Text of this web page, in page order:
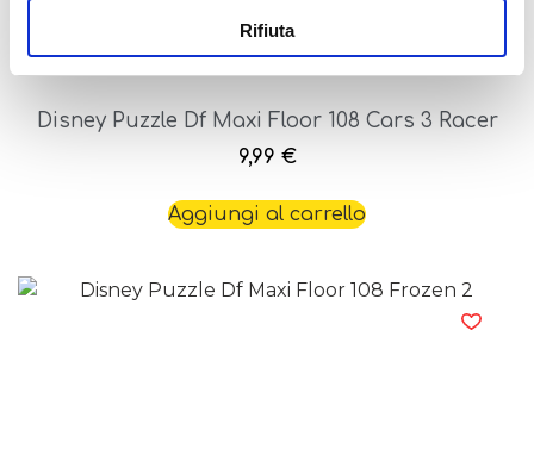
Rifiuta
Disney Puzzle Df Maxi Floor 108 Cars 3 Racer
9,99 €
Aggiungi al carrello